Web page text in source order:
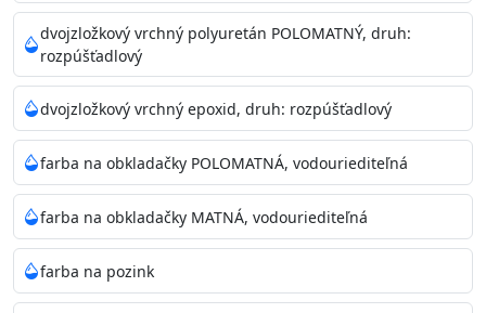
dvojzložkový vrchný polyuretán POLOMATNÝ, druh:
rozpúšťadlový
dvojzložkový vrchný epoxid, druh: rozpúšťadlový
farba na obkladačky POLOMATNÁ, vodouriediteľná
farba na obkladačky MATNÁ, vodouriediteľná
farba na pozink